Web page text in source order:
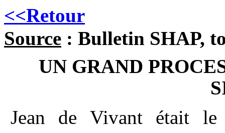
<<Retour
Source : Bulletin SHAP,
UN GRAND
Jean de Vivant était